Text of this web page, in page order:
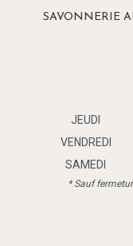
SAVONNERIE
JEUDI
VENDREDI
SAMEDI
* Sauf